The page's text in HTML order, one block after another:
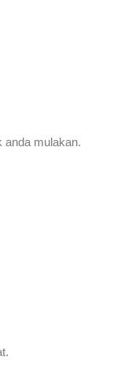
anda mulakan.